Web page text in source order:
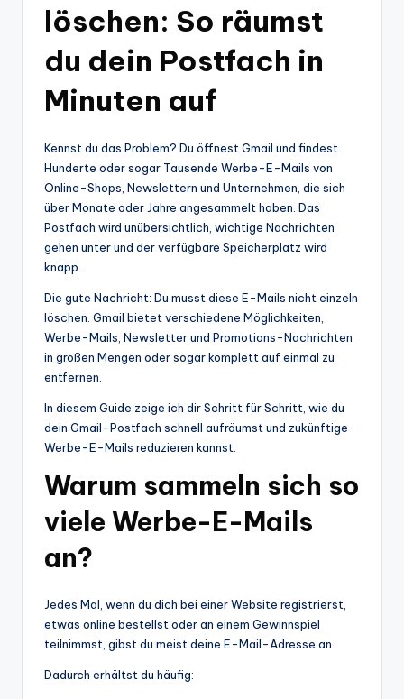
löschen: So räumst
du dein Postfach in
Minuten auf
Kennst du das Problem? Du öffnest Gmail und findest
Hunderte oder sogar Tausende Werbe-E-Mails von
Online-Shops, Newslettern und Unternehmen, die sich
über Monate oder Jahre angesammelt haben. Das
Postfach wird unübersichtlich, wichtige Nachrichten
gehen unter und der verfügbare Speicherplatz wird
knapp.
Die gute Nachricht: Du musst diese E-Mails nicht einzeln
löschen. Gmail bietet verschiedene Möglichkeiten,
Werbe-Mails, Newsletter und Promotions-Nachrichten
in großen Mengen oder sogar komplett auf einmal zu
entfernen.
In diesem Guide zeige ich dir Schritt für Schritt, wie du
dein Gmail-Postfach schnell aufräumst und zukünftige
Werbe-E-Mails reduzieren kannst.
Warum sammeln sich so
viele Werbe-E-Mails
an?
Jedes Mal, wenn du dich bei einer Website registrierst,
etwas online bestellst oder an einem Gewinnspiel
teilnimmst, gibst du meist deine E-Mail-Adresse an.
Dadurch erhältst du häufig: